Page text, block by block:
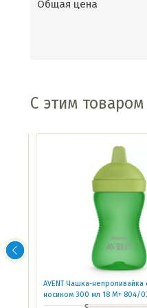
Общая цена
С этим
AVENT Чашка-непроливайка
носиком 300 мл 18 M+ 804/